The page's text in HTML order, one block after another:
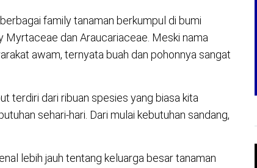
family tanaman berkumpul di bumi
Myrtaceae dan Araucariaceae. Meski nama
awam, ternyata buah dan pohonnya sangat
terdiri dari ribuan spesies yang biasa kita
sehari-hari. Dari mulai kebutuhan sandang,
lebih jauh tentang keluarga besar tanaman